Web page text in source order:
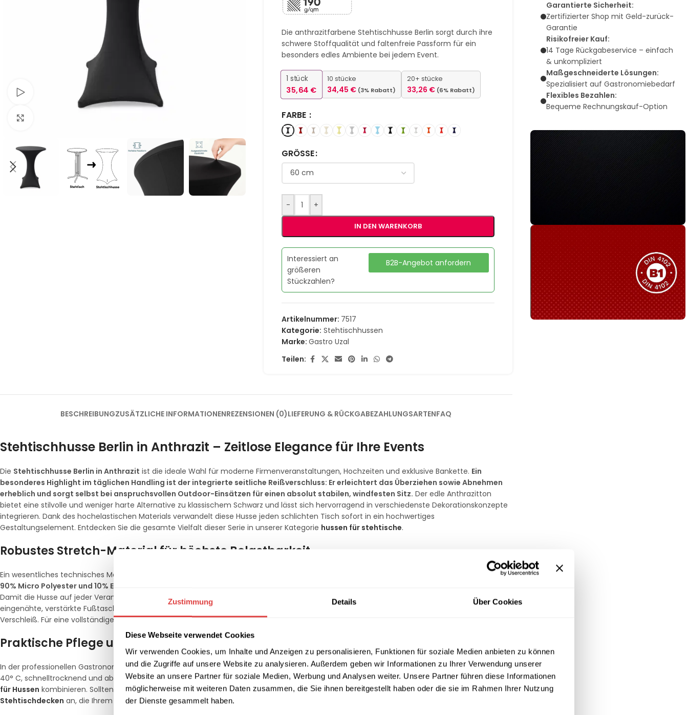
Zustimmung Details Über Cookies
Diese Webseite verwendet Cookies
Wir verwenden Cookies, um Inhalte und Anzeigen zu personalisieren, Funktionen für soziale Medien anbieten zu können
und die Zugriffe auf unsere Website zu analysieren. Außerdem geben wir Informationen zu Ihrer Verwendung unserer
Website an unsere Partner für soziale Medien, Werbung und Analysen weiter. Unsere Partner führen diese Informationen
möglicherweise mit weiteren Daten zusammen, die Sie ihnen bereitgestellt haben oder die sie im Rahmen Ihrer Nutzung
der Dienste gesammelt haben.
Die anthrazitfarbene Stehtischhusse Berlin sorgt durch ihre
schwere Stoffqualität und faltenfreie Passform für ein
besonders edles Ambiente bei jedem Event.
1 stück
35,64 €
10 stücke
34,45 € (3% Rabatt)
20+ stücke
33,26 € (6% Rabatt)
FARBE
GRÖSSE
- +
IN DEN WARENKORB
Interessiert an
größeren
Stückzahlen?
B2B-Angebot anfordern
Artikelnummer: 7517
Kategorie: Stehtischhussen
Marke:Gastro Uzal
Teilen:
BESCHREIBUNGZUSÄTZLICHE INFORMATIONENREZENSIONEN (0)LIEFERUNG & RÜCKGABEZAHLUNGSARTENFAQ
Stehtischhusse Berlin in Anthrazit – Zeitlose Elegance für Ihre Events
Die Stehtischhusse Berlin in Anthrazit ist die ideale Wahl für moderne Firmenveranstaltungen, Hochzeiten und exklusive Bankette. Ein
besonderes Highlight im täglichen Handling ist der integrierte seitliche Reißverschluss: Er erleichtert das Überziehen sowie Abnehmen
erheblich und sorgt selbst bei anspruchsvollen Outdoor-Einsätzen für einen absolut stabilen, windfesten Sitz. Der edle Anthrazitton
bietet eine stilvolle und weniger harte Alternative zu klassischem Schwarz und lässt sich hervorragend in verschiedenste Dekorationskonzepte
integrieren. Dank des hochelastischen Materials verwandelt diese Husse jeden schlichten Tisch sofort in ein hochwertiges
Gestaltungselement. Entdecken Sie die gesamte Vielfalt dieser Serie in unserer Kategorie hussen für stehtische.
Robustes Stretch-Material für höchste Belastbarkeit
Ein wesentliches technisches Merkmal des Modells Berlin ist das schwere Flächengewicht von ca.
. Die Materialzusammensetzung aus
90% Micro Polyester und 10% Elastan
Damit die Husse auf jeder Veranstaltung perfekt sitzt, bieten wir sie für die gängigen Durchmesser
eingenähte, verstärkte Fußtaschen sorgen für einen sicheren Halt unter den Tischbeinen und schützen den Stoff effektiv vor mechanischem
Verschleiß. Für eine vollständige Ausstattung finden Sie bei uns auch die passenden
Praktische Pflege und vielseitige Kombinationen
In der professionellen Gastronomie zählt jede Minute. Daher ist die Serie Berlin besonders pflegeleicht: Das Material ist maschinenwaschbar bei
40° C, schnelltrocknend und absolut bügelfrei. Für individuelle Farbakzente auf der Tischplatte lässt sich die Husse ideal mit unserenHauben
für Hussen kombinieren. Sollten Sie für Ihr Veranstaltungskonzept eher fließende Stoffe bevorzugen, bieten wir zudem hochwertige
Stehtischdecken an, die Ihrem Ambiente eine klassische Note verleihen.
Garantierte Sicherheit:
Zertifizierter Shop mit Geld-zurück-
Garantie
Risikofreier Kauf:
14 Tage Rückgabeservice – einfach
& unkompliziert
Maßgeschneiderte Lösungen:
Spezialisiert auf Gastronomiebedarf
Flexibles Bezahlen:
Bequeme Rechnungskauf-Option
Sie haben nicht das passende
Produkt gefunden?
Wir helfen Ihnen gerne weiter!